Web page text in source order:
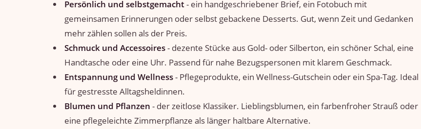
Persönlich und selbstgemacht- ein handgeschriebener Brief, ein Fotobuch mit
gemeinsamen Erinnerungen oder selbst gebackene Desserts. Gut, wenn Zeit und Gedanken
mehr zählen sollen als der Preis.
Schmuck und Accessoires- dezente Stücke aus Gold- oder Silberton, ein schöner Schal, eine
Handtasche oder eine Uhr. Passend für nahe Bezugspersonen mit klarem Geschmack.
Entspannung und Wellness- Pflegeprodukte, ein Wellness-Gutschein oder ein Spa-Tag. Ideal
für gestresste Alltagsheldinnen.
Blumen und Pflanzen - der zeitlose Klassiker. Lieblingsblumen, ein farbenfroher Strauß oder
eine pflegeleichte Zimmerpflanze als länger haltbare Alternative.